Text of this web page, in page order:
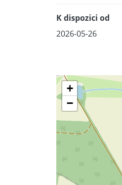
K dispozici od
2026-05-26
+
−